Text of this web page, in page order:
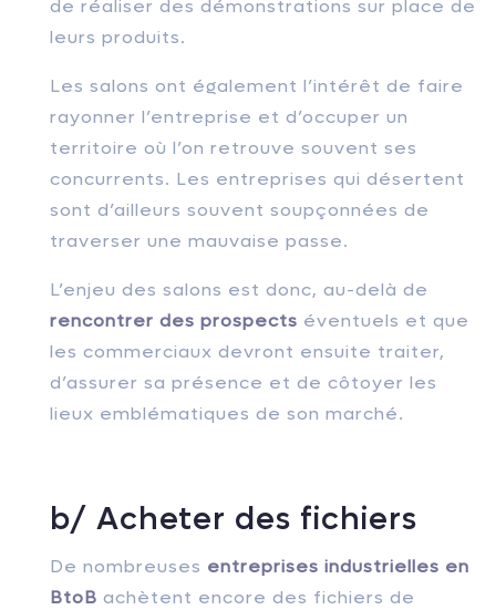
de réaliser des démonstrations sur place de
leurs produits.
Les salons ont également l’intérêt de faire
rayonner l’entreprise et d’occuper un
territoire où l’on retrouve souvent ses
concurrents. Les entreprises qui désertent
sont d’ailleurs souvent soupçonnées de
traverser une mauvaise passe.
L’enjeu des salons est donc, au-delà de
rencontrer des prospects éventuels et que
les commerciaux devront ensuite traiter,
d’assurer sa présence et de côtoyer les
lieux emblématiques de son marché.
b/ Acheter des fichiers
De nombreuses entreprises industrielles en
BtoB achètent encore des fichiers de